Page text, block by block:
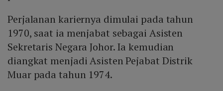
Perjalanan kariernya dimulai pada tahun
1970, saat ia menjabat sebagai Asisten
Sekretaris Negara Johor. Ia kemudian
diangkat menjadi Asisten Pejabat Distrik
Muar pada tahun 1974.